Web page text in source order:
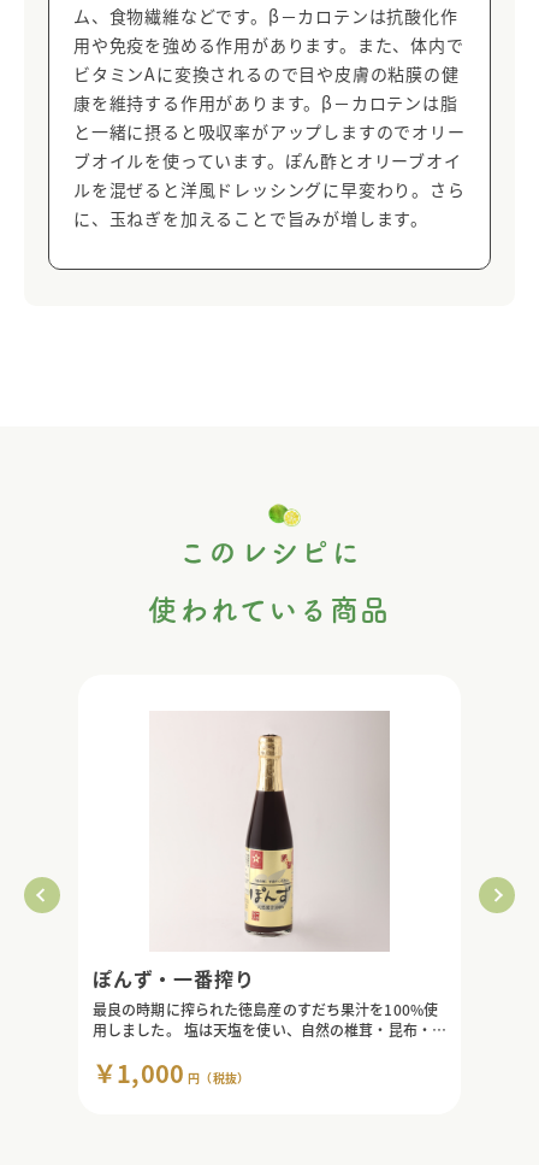
ム、食物繊維などです。β－カロテンは抗酸化作
用や免疫を強める作用があります。また、体内で
ビタミンAに変換されるので目や皮膚の粘膜の健
康を維持する作用があります。β－カロテンは脂
と一緒に摂ると吸収率がアップしますのでオリー
ブオイルを使っています。ぽん酢とオリーブオイ
ルを混ぜると洋風ドレッシングに早変わり。さら
に、玉ねぎを加えることで旨みが増します。
このレシピに
使われている商品
ぽんず・一番搾り
最良の時期に搾られた徳島産のすだち果汁を100%使
用しました。 塩は天塩を使い、自然の椎茸・昆布・鰹
た。 最高級のぽんずです。 弊社のぽんずが生まれた
きっかけ・・・それはふぐをより一層、美味しく食し
￥1,000 円（税抜）